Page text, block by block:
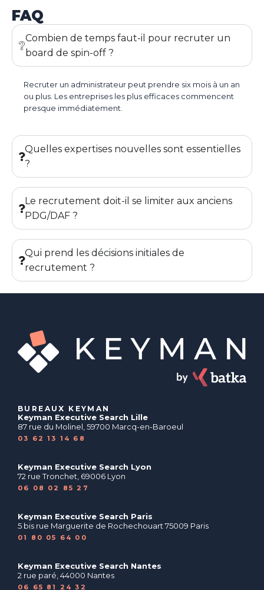
FAQ
Combien de temps faut-il pour recruter un
board de spin-off ?
Recruter un administrateur peut prendre six mois à un an
ou plus. Les entreprises les plus efficaces commencent
presque immédiatement.
Quelles expertises nouvelles sont essentielles
?
Le recrutement doit-il se limiter aux anciens
PDG/DAF ?
Qui prend les décisions initiales de
recrutement ?
BUREAUX KEYMAN
Keyman Executive Search Lille
87 rue du Molinel, 59700 Marcq-en-Baroeul
03 62 13 14 68
Keyman Executive Search Lyon
72 rue Tronchet, 69006 Lyon
06 08 02 85 27
Keyman Executive Search Paris
5 bis rue Marguerite de Rochechouart 75009 Paris
01 80 05 64 00
Keyman Executive Search Nantes
2 rue paré, 44000 Nantes
06 65 81 24 32